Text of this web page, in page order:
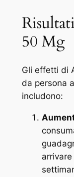
50 Mg
Gli effetti di
da persona
includono: